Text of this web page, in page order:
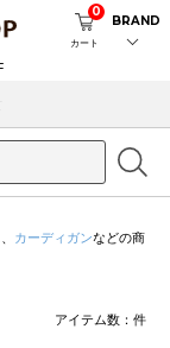
カート
0
BRAND
カーディガンなどの商
アイテム数： 件